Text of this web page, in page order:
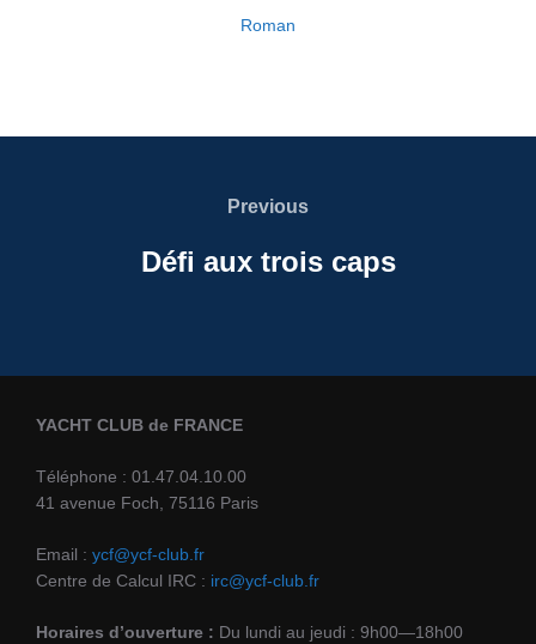
Roman
Previous
Previous
Défi aux trois caps
YACHT CLUB de FRANCE
Téléphone : 01.47.04.10.00
41 avenue Foch, 75116 Paris
Email : ycf@ycf-club.fr
Centre de Calcul IRC : irc@ycf-club.fr
Horaires d’ouverture : Du lundi au jeudi : 9h00—18h00